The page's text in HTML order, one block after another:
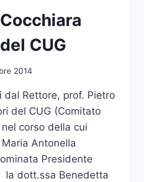
CUG
2014
Rettore, prof. Pietro
del CUG (Comitato
corso della cui
Antonella
Presidente
la dott.ssa Benedetta